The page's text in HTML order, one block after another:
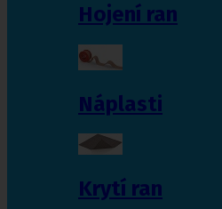
Hojení ran
Náplasti
Krytí ran